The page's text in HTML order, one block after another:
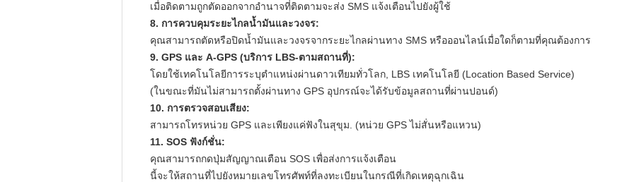
เมื่อติดตามถูกตัดออกจากอำนาจที่ติดตามจะส่ง SMS แจ้งเตือนไปยังผู้ใช้
8. การควบคุมระยะไกลน้ำมันและวงจร:
คุณสามารถตัดหรือปิดน้ำมันและวงจรจากระยะไกลผ่านทาง SMS หรือออนไลน์เมื่อใดก็ตามที่คุณต้องการ
9. GPS และ A-GPS (บริการ LBS-ตามสถานที่):
โดยใช้เทคโนโลยีการระบุตำแหน่งผ่านดาวเทียมทั่วโลก, LBS เทคโนโลยี (Location Based Service)
(ในขณะที่มันไม่สามารถตั้งผ่านทาง GPS อุปกรณ์จะได้รับข้อมูลสถานที่ผ่านปอนด์)
10. การตรวจสอบเสียง:
สามารถโทรหน่วย GPS และเพียงแค่ฟังในสุขุม. (หน่วย GPS ไม่สั่นหรือแหวน)
11. SOS ฟังก์ชั่น:
คุณสามารถกดปุ่มสัญญาณเตือน SOS เพื่อส่งการแจ้งเตือน
นี้จะให้สถานที่ไปยังหมายเลขโทรศัพท์ที่ลงทะเบียนในกรณีที่เกิดเหตุฉุกเฉิน